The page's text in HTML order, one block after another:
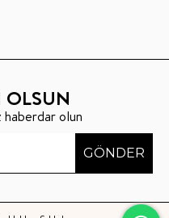
haberdar olun
GÖNDER